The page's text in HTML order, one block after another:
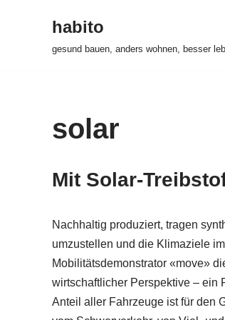
habito
gesund bauen, anders wohnen, besser
solar
Mit Solar-
Nachhaltig produziert, tragen
umzustellen und die Klimaziele
Mobilitätsdemonstrator «move»
wirtschaftlicher Perspektive – ein
Anteil aller Fahrzeuge ist für den